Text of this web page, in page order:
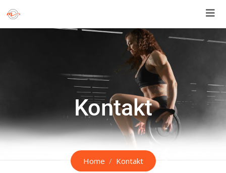
Kontakt
Home Kontakt